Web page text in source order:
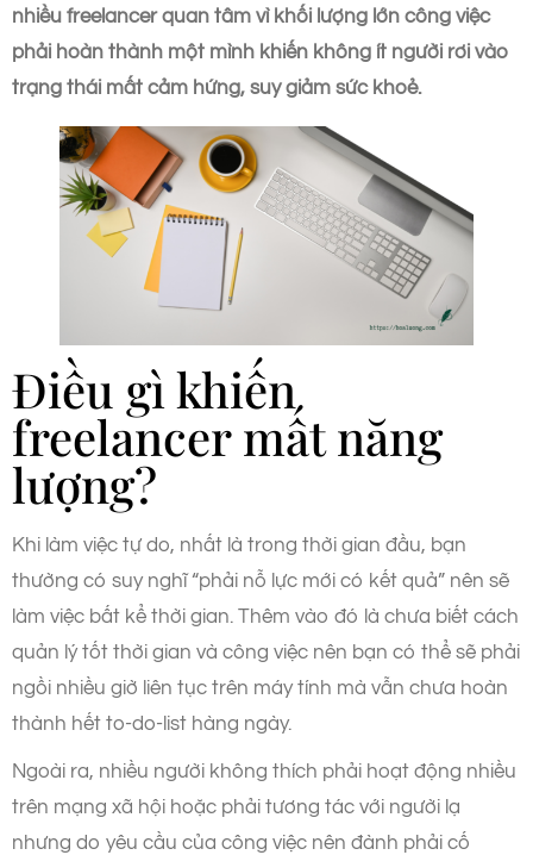
nhiều freelancer quan tâm vì khối lượng lớn công việc
phải hoàn thành một mình khiến không ít người rơi vào
trạng thái mất cảm hứng, suy giảm sức khoẻ.
Điều gì khiến
freelancer mất năng
lượng?
Khi làm việc tự do, nhất là trong thời gian đầu, bạn
thường có suy nghĩ “phải nỗ lực mới có kết quả” nên sẽ
làm việc bất kể thời gian. Thêm vào đó là chưa biết cách
quản lý tốt thời gian và công việc nên bạn có thể sẽ phải
ngồi nhiều giờ liên tục trên máy tính mà vẫn chưa hoàn
thành hết to-do-list hàng ngày.
Ngoài ra, nhiều người không thích phải hoạt động nhiều
trên mạng xã hội hoặc phải tương tác với người lạ
nhưng do yêu cầu của công việc nên đành phải cố